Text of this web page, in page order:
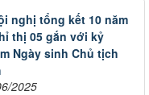
nghị tổng kết 10 năm
thị 05 gắn với kỷ
Ngày sinh Chủ tịch
2025